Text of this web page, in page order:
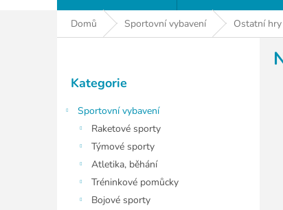
Domů Sportovní vybavení Ostatní
P
kategorie
Kategorie
Sportovní vybavení
Raketové sporty
Týmové sporty
Atletika, běhání
Tréninkové pomůcky
Bojové sporty